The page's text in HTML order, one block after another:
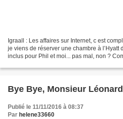
Igraall : Les affaires sur Internet, c est
je viens de réserver une chambre à l’Hyatt
inclus pour Phil et moi... pas mal, non ?
Bye Bye, Monsieur
Publié le 11/11/2016 à 08:37
Par helene33660